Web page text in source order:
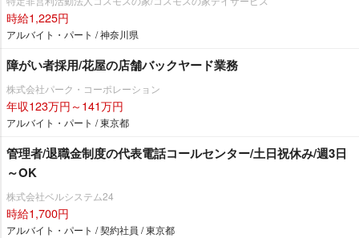
時給1,225円
アルバイト・パート / 神奈川県
障がい者採用/花屋の店舗バックヤード業務
株式会社パーク・コーポレーション
年収123万円～141万円
アルバイト・パート / 東京都
管理者/退職金制度の代表電話コールセンター/土日祝休み/週3日
～OK
株式会社ベルシステム24
時給1,700円
アルバイト・パート / 契約社員 / 東京都